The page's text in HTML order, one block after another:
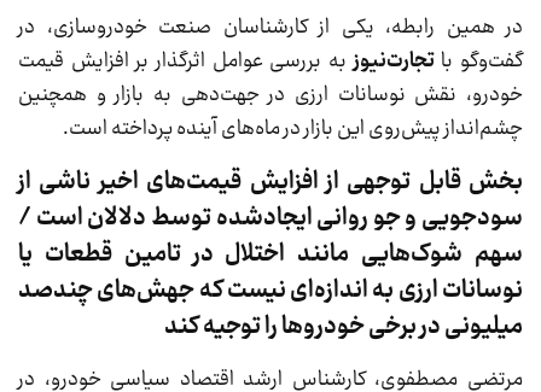
در همین رابطه، یکی از کارشناسان صنعت خودروسازی، در
گفت‌وگو باتجارت‌نیوزبه بررسی عوامل اثرگذار بر افزایش قیمت
خودرو، نقش نوسانات ارزی در جهت‌دهی به بازار و همچنین
چشم‌انداز پیش‌روی این بازار در ماه‌های آینده پرداخته است.
بخش قابل توجهی از افزایش قیمت‌های اخیر ناشی از
سودجویی و جو روانی ایجادشده توسط دلالان است /
سهم شوک‌هایی مانند اختلال در تامین قطعات یا
نوسانات ارزی به اندازه‌ای نیست که جهش‌های چندصد
میلیونی در برخی خودروها را توجیه کند
مرتضی مصطفوی، کارشناس ارشد اقتصاد سیاسی خودرو، در